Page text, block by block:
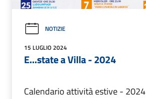
NOTIZIE
15 LUGLIO 2024
E...state a Villa - 2024
Calendario attività estive - 2024